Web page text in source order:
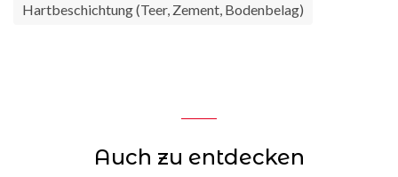
Hartbeschichtung (Teer, Zement, Bodenbelag)
Auch zu entdecken